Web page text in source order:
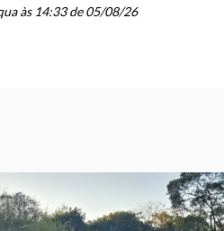
às 14:33 de 05/08/26